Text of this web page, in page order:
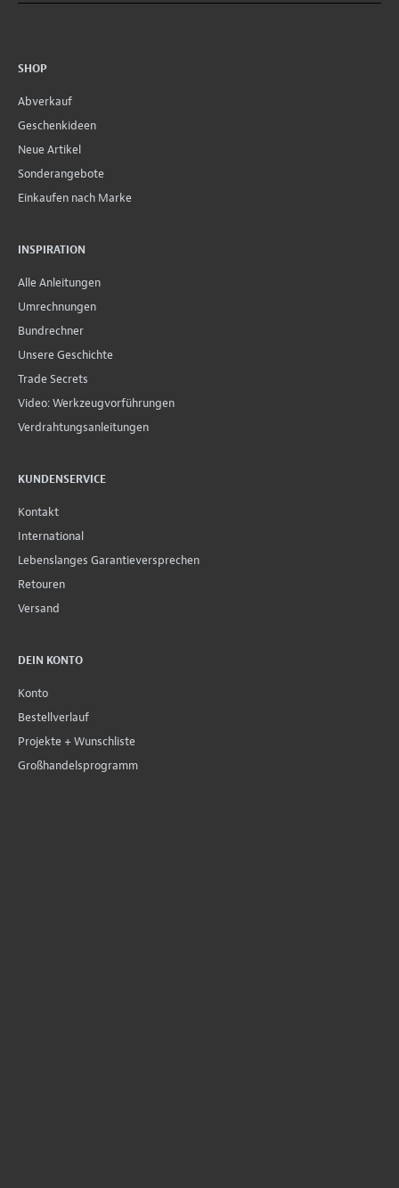
SHOP
Abverkauf
Geschenkideen
Neue Artikel
Sonderangebote
Einkaufen nach Marke
INSPIRATION
Alle Anleitungen
Umrechnungen
Bundrechner
Unsere Geschichte
Trade Secrets
Video: Werkzeugvorführungen
Verdrahtungsanleitungen
KUNDENSERVICE
Kontakt
International
Lebenslanges Garantieversprechen
Retouren
Versand
DEIN KONTO
Konto
Bestellverlauf
Projekte + Wunschliste
Großhandelsprogramm